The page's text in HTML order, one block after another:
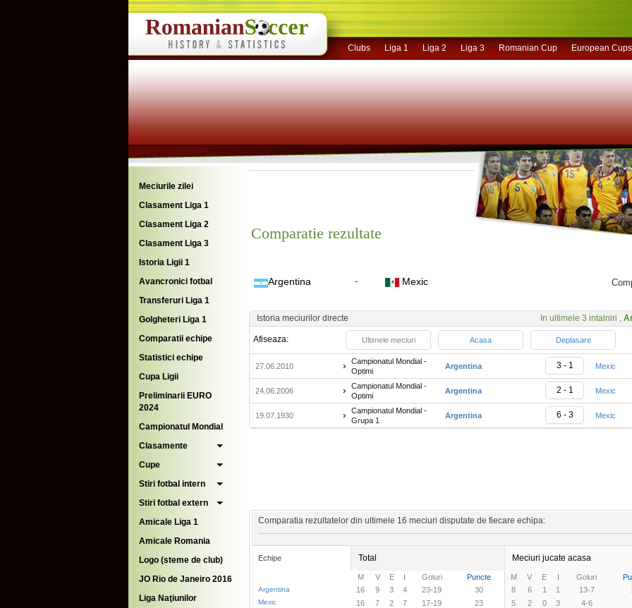
Clubs Liga 1 Liga 2 Liga 3 Romanian Cup European Cups
Meciurile zilei
Clasament Liga 1
Clasament Liga 2
Clasament Liga 3
Istoria Ligii 1
Avancronici fotbal
Transferuri Liga 1
Golgheteri Liga 1
Comparatii echipe
Statistici echipe
Cupa Ligii
Preliminarii EURO
2024
Campionatul Mondial
Clasamente
Cupe
Stiri fotbal intern
Stiri fotbal extern
Amicale Liga 1
Amicale Romania
Logo (steme de club)
JO Rio de Janeiro 2016
Liga Naţiunilor
Comparatie rezultate
Argentina - Mexic
Istoria meciurilor directe In ultimele 3 intalniri ,
Afiseaza: Ultimele meciuri Acasa Deplasare
27.06.2010
Campionatul Mondial -
Optimi
Argentina 3 - 1 Mexic
24.06.2006
Campionatul Mondial -
Optimi
Argentina 2 - 1 Mexic
19.07.1930
Campionatul Mondial -
Grupa 1
Argentina 6 - 3 Mexic
Comparatia rezultatelor din ultimele 16 meciuri disputate de fiecare echipa:
Echipe Total Meciuri jucate acasa
M V E I Goluri Puncte M V E I Goluri
Argentina 16 9 3 4 23-19 30 8 6 1 1 13-7
Mexic 16 7 2 7 17-19 23 5 2 0 3 4-6